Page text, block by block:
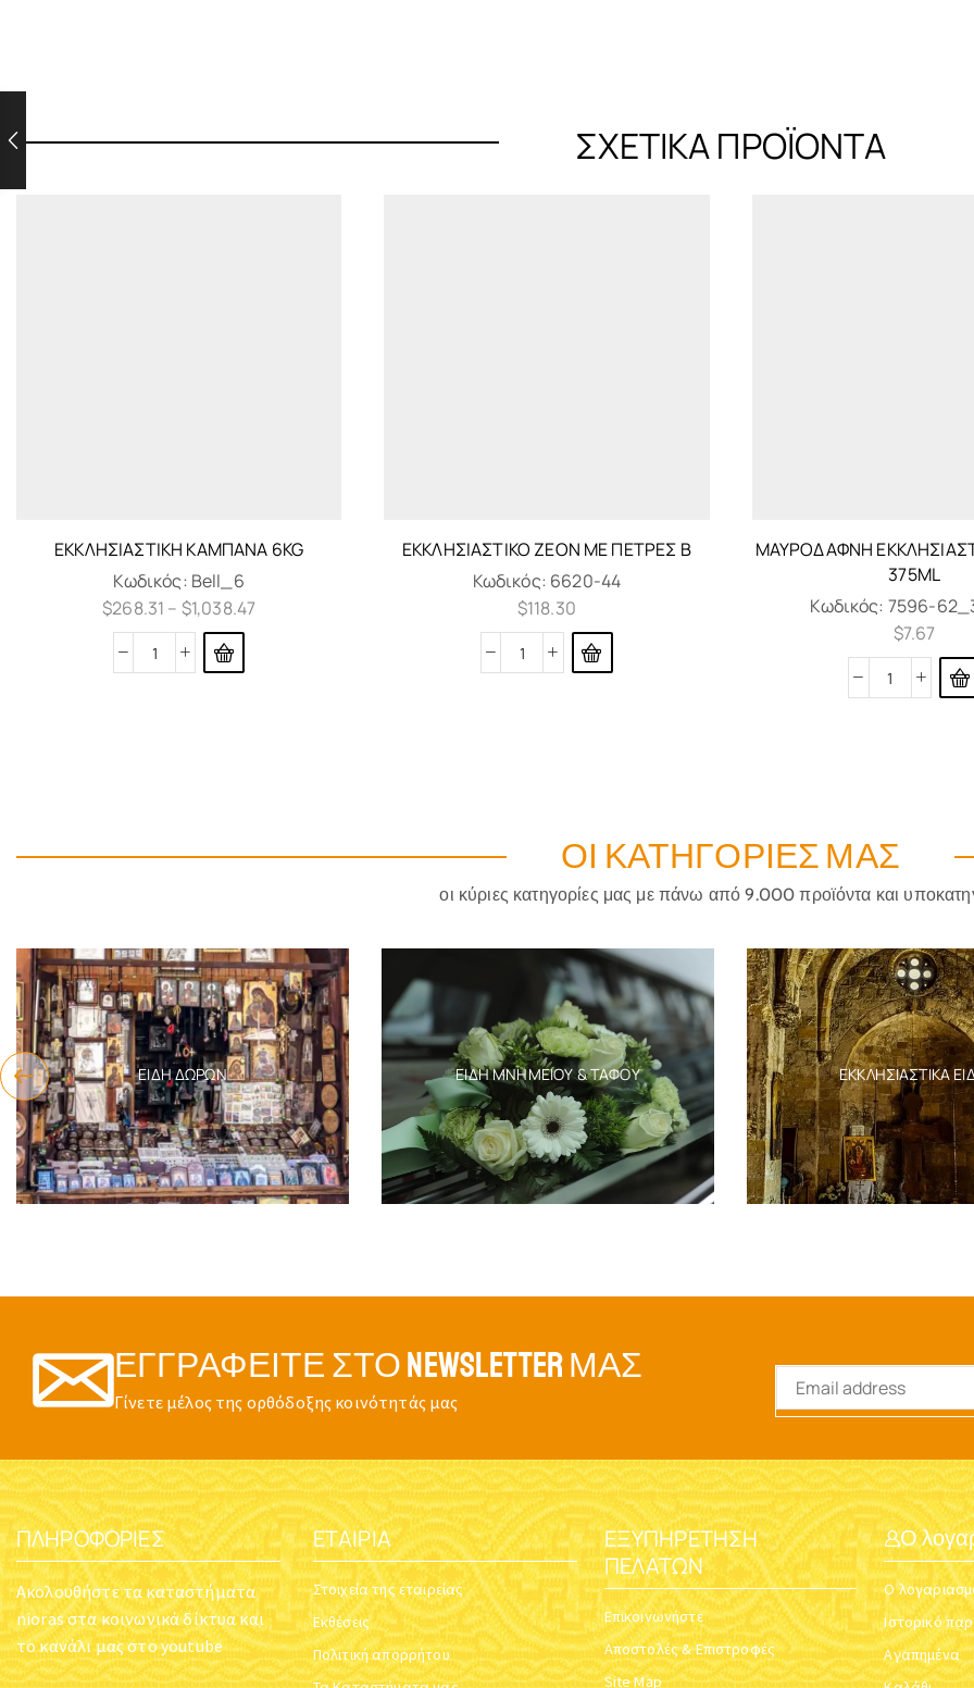
ΣΧΕΤΙΚΆ ΠΡΟΪΌΝΤΑ
ΕΚΚΛΗΣΙΑΣΤΙΚΉ ΚΑΜΠΆΝΑ 6KG
Κωδικός: Bell_6
$268.31 – $1,038.47
ΕΚΚΛΗΣΙΑΣΤΙΚΌ ΖΈΟΝ ΜΕ ΠΈΤΡΕΣ Β
Κωδικός: 6620-44
$118.30
ΜΑΥΡΟΔΆΦΝΗ
375ML
Κωδικός: 7596-
$7.67
ΟΙ ΚΑΤΗΓΟΡΊΕΣ ΜΑΣ
οι κύριες κατηγορίες μας με πάνω από 9.000 προϊόντα και
ΕΊΔΗ ΔΏΡΩΝ ΕΊΔΗ ΜΝΗΜΕΊΟΥ & ΤΆΦΟΥ ΕΚΚΛΗΣΙΑΣΤΙΚΆ
ΕΓΓΡΑΦΕΊΤΕ ΣΤΟ NEWSLETTER ΜΑΣ
Γίνετε μέλος της ορθόδοξης κοινότητάς μας
ΠΛΗΡΟΦΟΡΊΕΣ
Ακολουθήστε τα καταστήματα
nioras στα κοινωνικά δίκτυα και
το κανάλι μας στο youtube
ΕΤΑΙΡΊΑ
Στοιχεία της εταιρείας
Εκθέσεις
Πολιτική απορρήτου
ΕΞΥΠΗΡΈΤΗΣΗ
ΠΕΛΑΤΏΝ
Επικοινωνήστε
Αποστολές & Επιστροφές
Site Map
Ο
Ο
Ιστορικό
Αγαπημένα